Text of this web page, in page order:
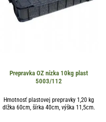
Prepravka OZ nízka 10kg plast
5003/112
Hmotnosť plastovej prepravky 1,20 kg
dlžka 60cm, šírka 40cm, výška 11,5cm.